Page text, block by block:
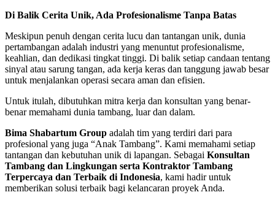
Di Balik Cerita Unik, Ada Profesionalisme Tanpa Batas
Meskipun penuh dengan cerita lucu dan tantangan unik, dunia
pertambangan adalah industri yang menuntut profesionalisme,
keahlian, dan dedikasi tingkat tinggi. Di balik setiap candaan tentang
sinyal atau sarung tangan, ada kerja keras dan tanggung jawab besar
untuk menjalankan operasi secara aman dan efisien.
Untuk itulah, dibutuhkan mitra kerja dan konsultan yang benar-
benar memahami dunia tambang, luar dan dalam.
Bima Shabartum Group adalah tim yang terdiri dari para
profesional yang juga “Anak Tambang”. Kami memahami setiap
tantangan dan kebutuhan unik di lapangan. Sebagai Konsultan
Tambang dan Lingkungan serta Kontraktor Tambang
Terpercaya dan Terbaik di Indonesia, kami hadir untuk
memberikan solusi terbaik bagi kelancaran proyek Anda.